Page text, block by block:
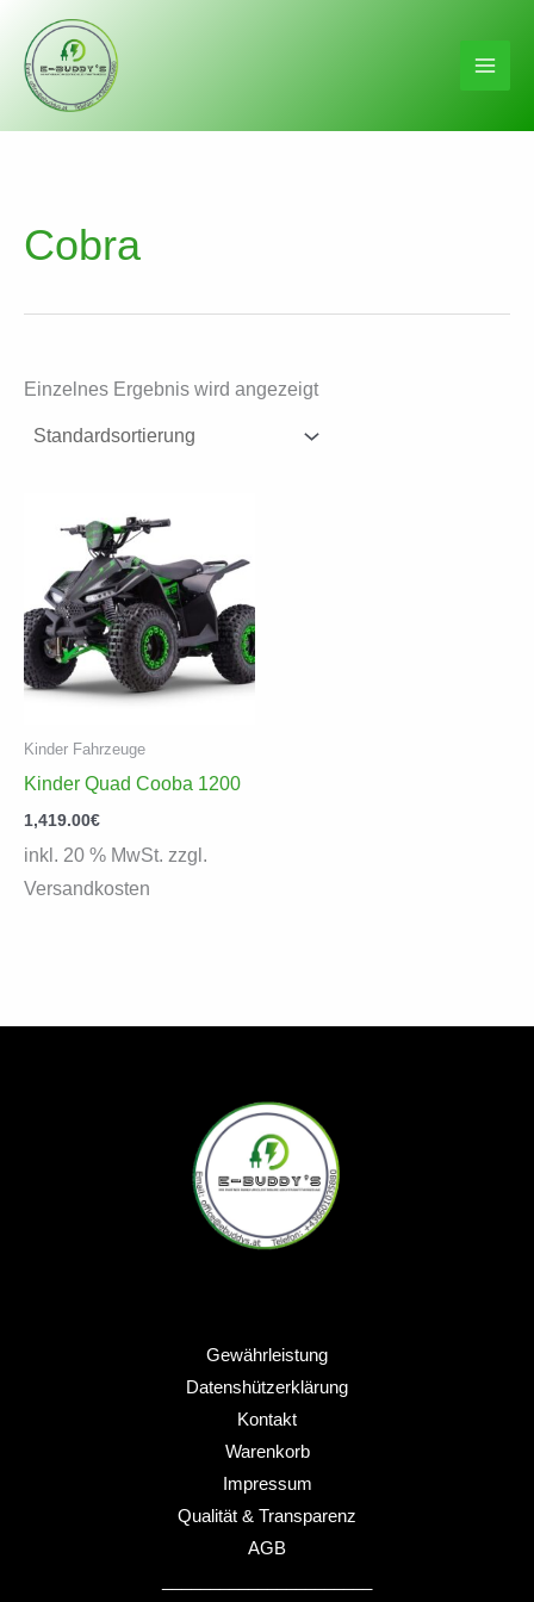
Inhalt
springen
Cobra
Einzelnes Ergebnis wird angezeigt
Kinder Fahrzeuge
Kinder Quad Cooba 1200
1,419.00€
inkl. 20 % MwSt. zzgl.
Versandkosten
Gewährleistung
Datenshützerklärung
Kontakt
Warenkorb
Impressum
Qualität & Transparenz
AGB